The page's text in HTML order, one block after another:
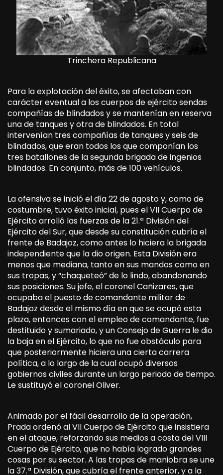
Trinchera Republicana
Para la explotación del éxito, se afectaban con
carácter eventual a los cuerpos de ejército sendas
compañías de blindados y se mantenían en reserva
una de tanques y otra de blindados. En total
intervenían tres compañías de tanques y seis de
blindados, que eran todos los que componían los
tres batallones de la segunda brigada de ingenios
blindados. En conjunto, más de 100 vehículos.
La ofensiva se inició el día 22 de agosto y, como de
costumbre, tuvo éxito inicial, pues el VII Cuerpo de
Ejército arrolló las fuerzas de la 21.ª División del
Ejército del Sur, que desde su constitución cubría el
frente de Badajoz, como antes lo hiciera la brigada
independiente que la dio origen. Esta División era
menos que mediana, tanto en sus mandos como en
sus tropas, y “chaqueteó” de lo lindo, abandonando
sus posiciones. Su jefe, el coronel Cañizares, que
ocupaba el puesto de comandante militar de
Badajoz desde el mismo día en que se ocupó esta
plaza, entonces con el empleo de comandante, fue
destituido y sumariado, y un Consejo de Guerra le dio
la baja en el Ejército, lo que no fue obstáculo para
que posteriormente hiciera una cierta carrera
política, a lo largo de la cual ocupó diversos
gobiernos civiles durante un largo periodo de tiempo.
Le sustituyó el coronel Oliver.
Animado por el fácil desarrollo de la operación,
Prada ordenó al VII Cuerpo de Ejército que insistiera
en el ataque, reforzando sus medios a costa del VIII
Cuerpo de Ejército, que no había logrado grandes
cosas por su sector. A las tropas de maniobra se une
la 37.ª División, que cubría el frente anterior, y a la